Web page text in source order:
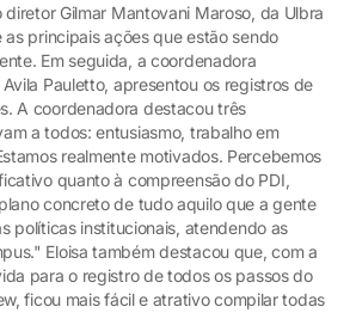
diretor Gilmar Mantovani Maroso, da Ulbra
as principais ações que estão sendo
Em seguida, a coordenadora
Pauletto, apresentou os registros de
A coordenadora destacou três
a todos: entusiasmo, trabalho em
realmente motivados. Percebemos
quanto à compreensão do PDI,
concreto de tudo aquilo que a gente
políticas institucionais, atendendo as
Eloisa também destacou que, com a
para o registro de todos os passos do
ficou mais fácil e atrativo compilar todas